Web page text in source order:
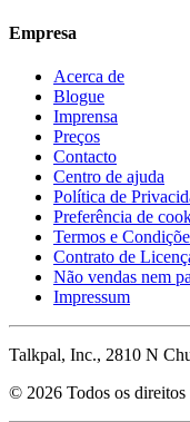
Empresa
Acerca de
Blogue
Imprensa
Preços
Contacto
Centro de ajuda
Política de
Preferência de
Termos e
Contrato de
Não vendas nem
Impressum
Talkpal, Inc., 2810 N
© 2026 Todos os direitos